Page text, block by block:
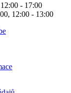
- 17:00
12:00 - 13:00